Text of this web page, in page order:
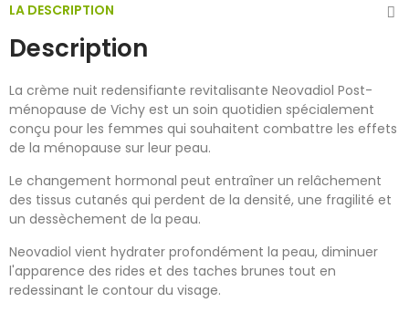
LA DESCRIPTION
Description
La crème nuit redensifiante revitalisante Neovadiol Post-
ménopause de Vichy est un soin quotidien spécialement
conçu pour les femmes qui souhaitent combattre les effets
de la ménopause sur leur peau.
Le changement hormonal peut entraîner un relâchement
des tissus cutanés qui perdent de la densité, une fragilité et
un dessèchement de la peau.
Neovadiol vient hydrater profondément la peau, diminuer
l'apparence des rides et des taches brunes tout en
redessinant le contour du visage.